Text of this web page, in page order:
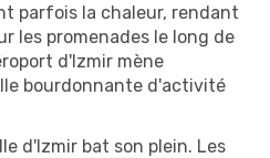
parfois la chaleur, rendant
les promenades le long de
d'Izmir mène
bourdonnante d'activité
d'Izmir bat son plein. Les